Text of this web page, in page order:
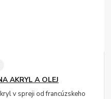
AKRYL A OLEJ
v spreji od francúzskeho